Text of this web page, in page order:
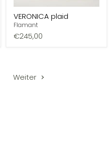
VERONICA plaid
Flamant
€245,00
Weiter